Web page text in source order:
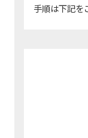
手順は下記を